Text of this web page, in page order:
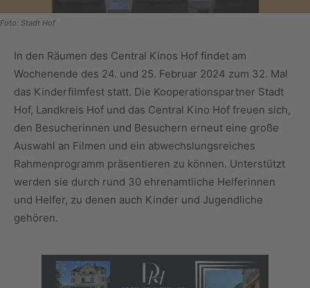
Foto: Stadt Hof
In den Räumen des Central Kinos Hof findet am
Wochenende des 24. und 25. Februar 2024 zum 32. Mal
das Kinderfilmfest statt. Die Kooperationspartner Stadt
Hof, Landkreis Hof und das Central Kino Hof freuen sich,
den Besucherinnen und Besuchern erneut eine große
Auswahl an Filmen und ein abwechslungsreiches
Rahmenprogramm präsentieren zu können. Unterstützt
werden sie durch rund 30 ehrenamtliche Helferinnen
und Helfer, zu denen auch Kinder und Jugendliche
gehören.